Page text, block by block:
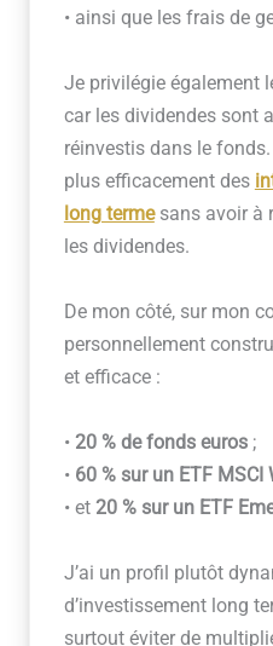
• ainsi que les frais de
Je privilégie également
car les dividendes sont
réinvestis dans le
plus efficacement des
long termesans avoir à
les dividendes.
De mon côté, sur mon
personnellement
et efficace :
• 20 % de fonds euros;
• 60 % sur un ETF MSCI
• et 20 % sur un ETF
J’ai un profil plutôt
d’investissement long
surtout éviter de